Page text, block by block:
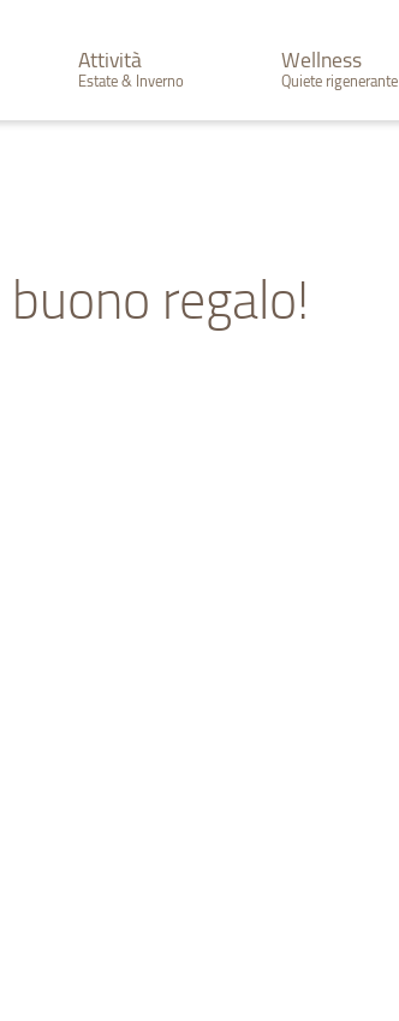
Attività
Estate & Inverno
Wellness
Quiete rigenerante
regalo!